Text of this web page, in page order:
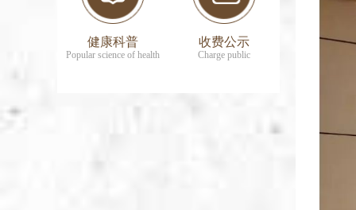
健康科普
Popular science of health
收费公示
Charge public